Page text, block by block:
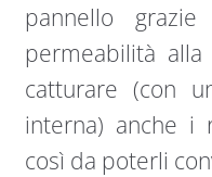
pannello
permeabilità
catturare (con
interna) anche i
così da poterli